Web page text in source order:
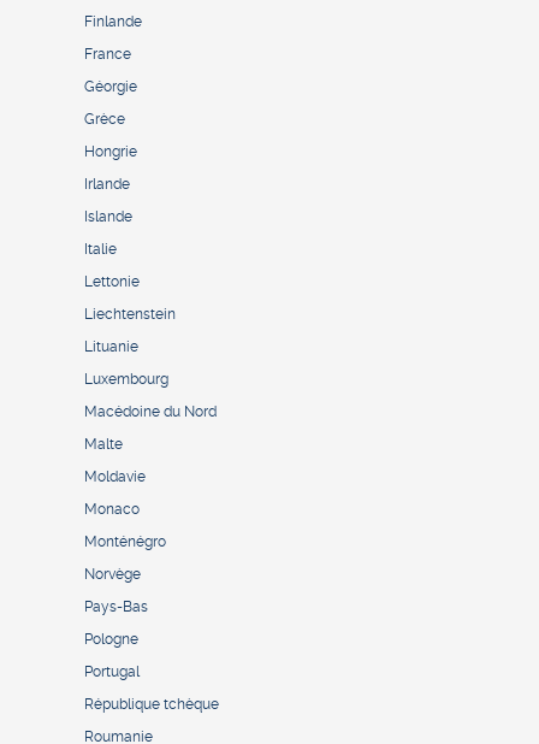
Finlande
France
Géorgie
Grèce
Hongrie
Irlande
Islande
Italie
Lettonie
Liechtenstein
Lituanie
Luxembourg
Macédoine du Nord
Malte
Moldavie
Monaco
Monténégro
Norvège
Pays-Bas
Pologne
Portugal
République tchèque
Roumanie